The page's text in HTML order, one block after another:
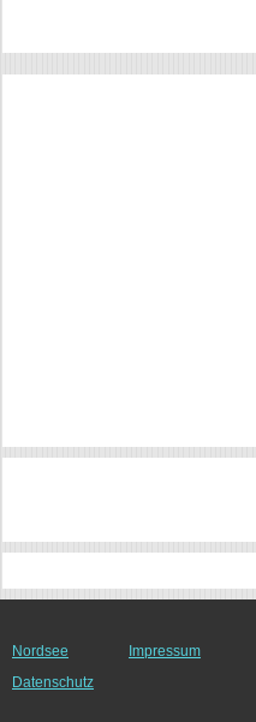
Nordsee Impressum
Datenschutz